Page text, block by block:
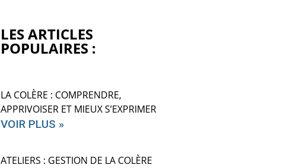
LES ARTICLES
POPULAIRES :
LA COLÈRE : COMPRENDRE,
APPRIVOISER ET MIEUX S’EXPRIMER
VOIR PLUS »
ATELIERS : GESTION DE LA COLÈRE